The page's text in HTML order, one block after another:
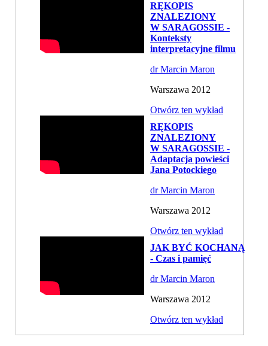
RĘKOPIS
ZNALEZIONY
W SARAGOSSIE -
Konteksty
interpretacyjne filmu
dr Marcin Maron
Warszawa 2012
Otwórz ten wykład
RĘKOPIS
ZNALEZIONY
W SARAGOSSIE -
Adaptacja powieści
Jana Potockiego
dr Marcin Maron
Warszawa 2012
Otwórz ten wykład
JAK BYĆ KOCHANĄ
- Czas i pamięć
dr Marcin Maron
Warszawa 2012
Otwórz ten wykład